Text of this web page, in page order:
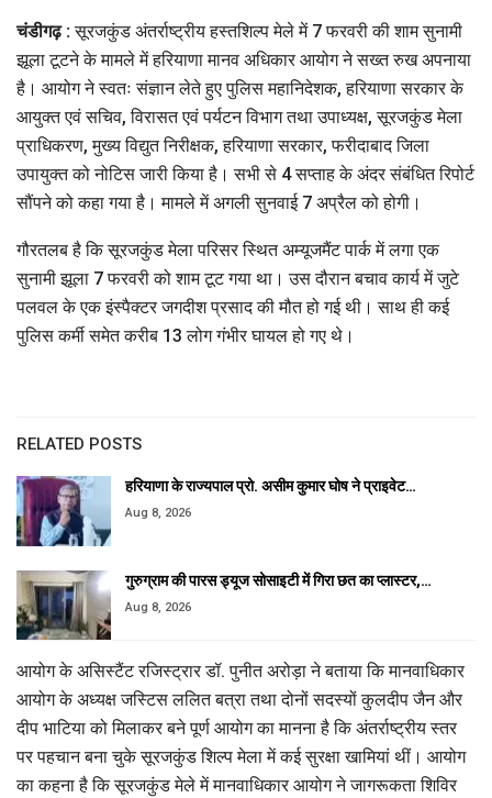
चंडीगढ़ :सूरजकुंड अंतर्राष्ट्रीय हस्तशिल्प मेले में 7 फरवरी की शाम सुनामी
झूला टूटने के मामले में हरियाणा मानव अधिकार आयोग ने सख्त रुख अपनाया
है। आयोग ने स्वतः संज्ञान लेते हुए पुलिस महानिदेशक, हरियाणा सरकार के
आयुक्त एवं सचिव, विरासत एवं पर्यटन विभाग तथा उपाध्यक्ष, सूरजकुंड मेला
प्राधिकरण, मुख्य विद्युत निरीक्षक, हरियाणा सरकार, फरीदाबाद जिला
उपायुक्त को नोटिस जारी किया है। सभी से 4 सप्ताह के अंदर संबंधित रिपोर्ट
सौंपने को कहा गया है। मामले में अगली सुनवाई 7 अप्रैल को होगी।
गौरतलब है कि सूरजकुंड मेला परिसर स्थित अम्यूजमैंट पार्क में लगा एक
सुनामी झूला 7 फरवरी को शाम टूट गया था। उस दौरान बचाव कार्य में जुटे
पलवल के एक इंस्पैक्टर जगदीश प्रसाद की मौत हो गई थी। साथ ही कई
पुलिस कर्मी समेत करीब 13 लोग गंभीर घायल हो गए थे।
RELATED POSTS
हरियाणा के राज्यपाल प्रो. असीम कुमार घोष ने प्राइवेट…
Aug 8, 2026
गुरुग्राम की पारस ड्यूज सोसाइटी में गिरा छत का प्लास्टर,…
Aug 8, 2026
आयोग के असिस्टैंट रजिस्ट्रार डॉ. पुनीत अरोड़ा ने बताया कि मानवाधिकार
आयोग के अध्यक्ष जस्टिस ललित बत्रा तथा दोनों सदस्यों कुलदीप जैन और
दीप भाटिया को मिलाकर बने पूर्ण आयोग का मानना है कि अंतर्राष्ट्रीय स्तर
पर पहचान बना चुके सूरजकुंड शिल्प मेला में कई सुरक्षा खामियां थीं। आयोग
का कहना है कि सूरजकुंड मेले में मानवाधिकार आयोग ने जागरूकता शिविर